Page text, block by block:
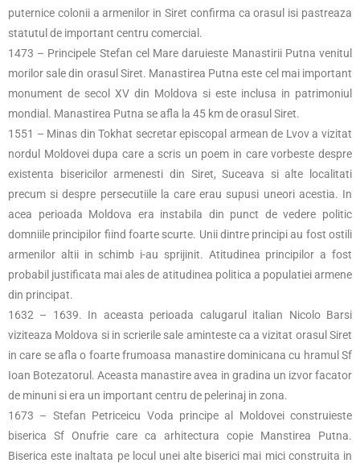
puternice colonii a armenilor in Siret confirma ca orasul isi pastreaza
statutul de important centru comercial.
1473 – Principele Stefan cel Mare daruieste Manastirii Putna venitul
morilor sale din orasul Siret. Manastirea Putna este cel mai important
monument de secol XV din Moldova si este inclusa in patrimoniul
mondial. Manastirea Putna se afla la 45 km de orasul Siret.
1551 – Minas din Tokhat secretar episcopal armean de Lvov a vizitat
nordul Moldovei dupa care a scris un poem in care vorbeste despre
existenta bisericilor armenesti din Siret, Suceava si alte localitati
precum si despre persecutiile la care erau supusi uneori acestia. In
acea perioada Moldova era instabila din punct de vedere politic
domniile principilor fiind foarte scurte. Unii dintre principi au fost ostili
armenilor altii in schimb i-au sprijinit. Atitudinea principilor a fost
probabil justificata mai ales de atitudinea politica a populatiei armene
din principat.
1632 – 1639. In aceasta perioada calugarul italian Nicolo Barsi
viziteaza Moldova si in scrierile sale aminteste ca a vizitat orasul Siret
in care se afla o foarte frumoasa manastire dominicana cu hramul Sf
Ioan Botezatorul. Aceasta manastire avea in gradina un izvor facator
de minuni si era un important centru de pelerinaj in zona.
1673 – Stefan Petriceicu Voda principe al Moldovei construieste
biserica Sf Onufrie care ca arhitectura copie Manstirea Putna.
Biserica este inaltata pe locul unei alte biserici mai mici construita in